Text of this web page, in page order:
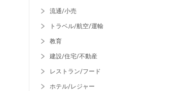
流通/小売
トラベル/航空/運輸
教育
建設/住宅/不動産
レストラン/フード
ホテル/レジャー